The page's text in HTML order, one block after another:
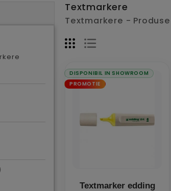
Textmarkere
Textmarkere -
DISPONIBIL IN SHOWROOM
PROMOTIE
Textmarker edding